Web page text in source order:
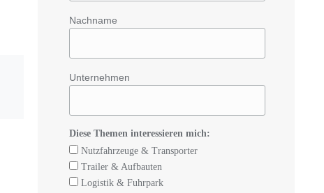
Nachname
Unternehmen
Diese Themen interessieren mich:
Nutzfahrzeuge & Transporter
Trailer & Aufbauten
Logistik & Fuhrpark